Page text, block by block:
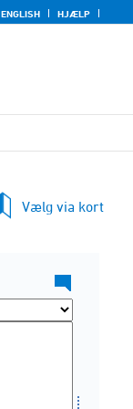
ENGLISH HJÆLP
Vælg via kort